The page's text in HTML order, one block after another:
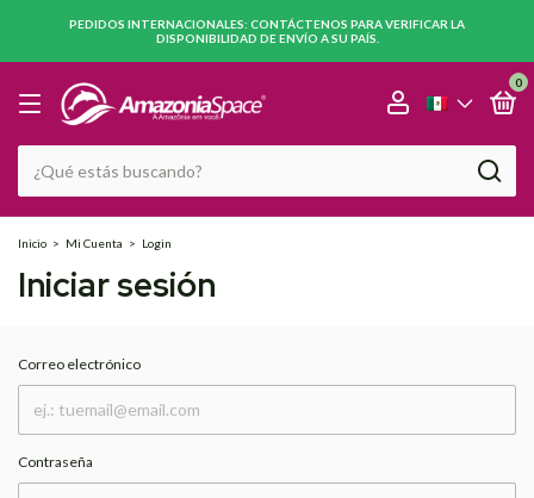
PEDIDOS INTERNACIONALES: CONTÁCTENOS PARA VERIFICAR LA
DISPONIBILIDAD DE ENVÍO A SU PAÍS.
0
Inicio > Mi Cuenta > Login
Iniciar sesión
Correo electrónico
Contraseña